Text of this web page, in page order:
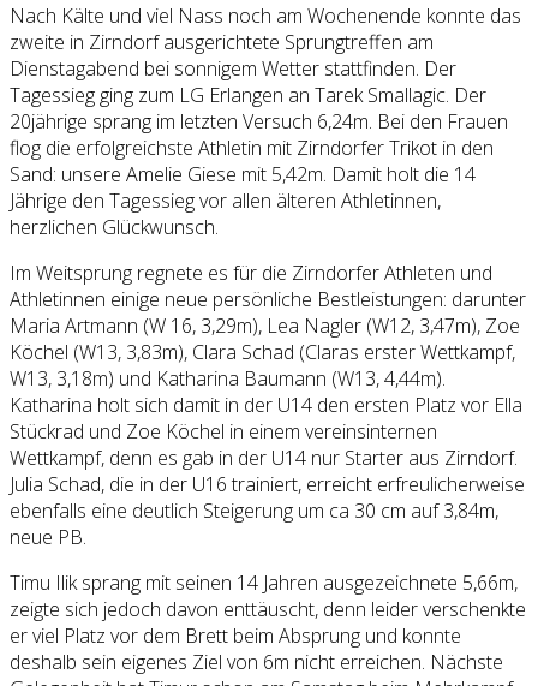
Nach Kälte und viel Nass noch am Wochenende konnte das
zweite in Zirndorf ausgerichtete Sprungtreffen am
Dienstagabend bei sonnigem Wetter stattfinden. Der
Tagessieg ging zum LG Erlangen an Tarek Smallagic. Der
20jährige sprang im letzten Versuch 6,24m. Bei den Frauen
flog die erfolgreichste Athletin mit Zirndorfer Trikot in den
Sand: unsere Amelie Giese mit 5,42m. Damit holt die 14
Jährige den Tagessieg vor allen älteren Athletinnen,
herzlichen Glückwunsch.
Im Weitsprung regnete es für die Zirndorfer Athleten und
Athletinnen einige neue persönliche Bestleistungen: darunter
Maria Artmann (W 16, 3,29m), Lea Nagler (W12, 3,47m), Zoe
Köchel (W13, 3,83m), Clara Schad (Claras erster Wettkampf,
W13, 3,18m) und Katharina Baumann (W13, 4,44m).
Katharina holt sich damit in der U14 den ersten Platz vor Ella
Stückrad und Zoe Köchel in einem vereinsinternen
Wettkampf, denn es gab in der U14 nur Starter aus Zirndorf.
Julia Schad, die in der U16 trainiert, erreicht erfreulicherweise
ebenfalls eine deutlich Steigerung um ca 30 cm auf 3,84m,
neue PB.
Timu Ilik sprang mit seinen 14 Jahren ausgezeichnete 5,66m,
zeigte sich jedoch davon enttäuscht, denn leider verschenkte
er viel Platz vor dem Brett beim Absprung und konnte
deshalb sein eigenes Ziel von 6m nicht erreichen. Nächste